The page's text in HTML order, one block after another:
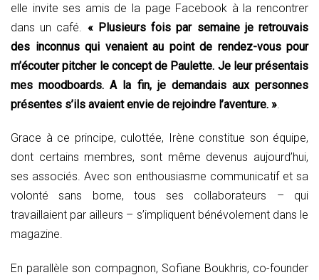
elle invite ses amis de la page Facebook à la rencontrer
dans un café.
« Plusieurs fois par semaine je retrouvais
des inconnus qui venaient au point de rendez-vous pour
m’écouter pitcher le concept de Paulette. Je leur présentais
mes moodboards. A la fin, je demandais aux personnes
présentes s’ils avaient envie de rejoindre l’aventure. »
Grace à ce principe, culottée, Irène constitue son équipe,
dont certains membres, sont même devenus aujourd’hui,
ses associés. Avec son enthousiasme communicatif et sa
volonté sans borne, tous ses collaborateurs – qui
travaillaient par ailleurs – s’impliquent bénévolement dans le
magazine.
En parallèle son compagnon, Sofiane Boukhris, co-founder